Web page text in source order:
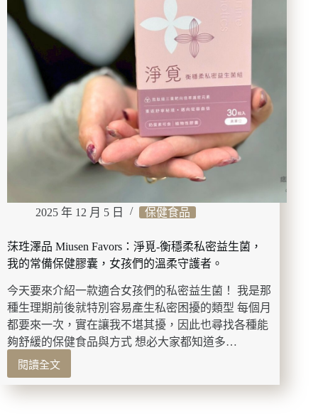
居
酒
自
製
超
費
一
推
鹽
雞
正
黑
豚
辣
炒
飯、
解
酒
2025 年 12 月 5 日 保健食品
莯珄澤品 Miusen Favors：淨覓-衡穩柔私密益生菌，
我的常備保健膠囊，女孩們的溫柔守護者。
今天要來介紹一款適合女孩們的私密益生菌！ 我是那
種生理期前後就特別容易產生私密困擾的類型 每個月
都要來一次，實在讓我不堪其擾，因此也尋找各種能
夠舒緩的保健食品與方式 想必大家都知道多…
閱讀全文
莯
珄